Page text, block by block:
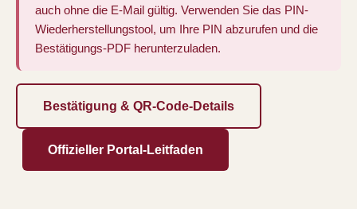
auch ohne die E-Mail gültig. Verwenden Sie das PIN-
Wiederherstellungstool, um Ihre PIN abzurufen und die
Bestätigungs-PDF herunterzuladen.
Bestätigung & QR-Code-Details
Offizieller Portal-Leitfaden